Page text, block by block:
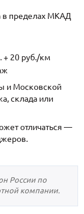
в пределах МКАД
+ 20 руб./км
и Московской
склада или
отличаться —
России по
компании.